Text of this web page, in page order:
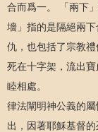
合而爲一。 「兩下
墻」指的是隔絕兩
仇，也包括了宗教
死在十字架，流出
睦相處。
律法闡明神公義的
出，因著耶穌基督